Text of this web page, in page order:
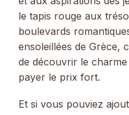
le tapis rouge aux
boulevards
ensoleillées de Grèce,
de découvrir le charme
payer le prix fort.
Et si vous pouviez